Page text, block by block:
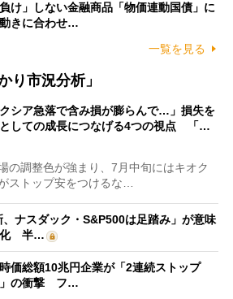
け」しない金融商品「物価連動国債」に
きに合わせ…
一覧を見る
り市況分析」
クシア急落で含み損が膨らんで…」損失を
しての成長につなげる4つの視点 「…
の調整色が強まり、7月中旬にはキオク
ストップ安をつけるな…
、ナスダック・S&P500は足踏み」が意味
化 半…
価総額10兆円企業が「2連続ストップ
」の衝撃 フ…